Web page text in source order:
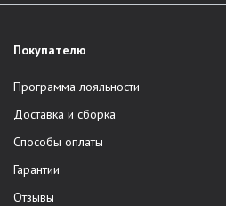
Покупателю
Программа лояльности
Доставка и сборка
Способы оплаты
Гарантии
Отзывы